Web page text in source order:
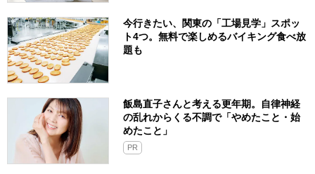
今行きたい、関東の「工場見学」スポッ
ト4つ。無料で楽しめるバイキング食べ放
題も
飯島直子さんと考える更年期。自律神経
の乱れからくる不調で「やめたこと・始
めたこと」
PR